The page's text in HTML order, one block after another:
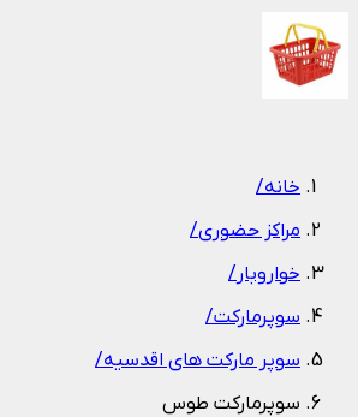
خانه/
مراکز حضوری/
خواروبار/
سوپرمارکت/
سوپر مارکت های اقدسیه/
سوپرمارکت طوس